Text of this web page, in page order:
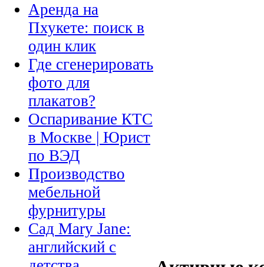
Аренда на
Пхукете: поиск в
один клик
Где сгенерировать
фото для
плакатов?
Оспаривание КТС
в Москве | Юрист
по ВЭД
Производство
мебельной
фурнитуры
Сад Mary Jane:
английский с